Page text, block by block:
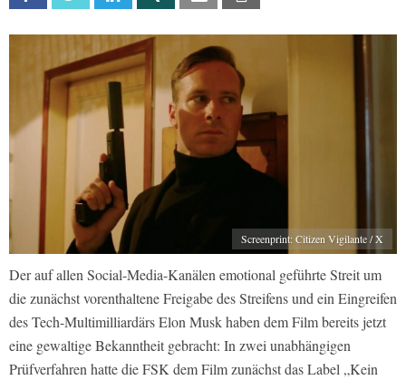
Screenprint: Citizen Vigilante / X
Der auf allen Social-Media-Kanälen emotional geführte Streit um
die zunächst vorenthaltene Freigabe des Streifens und ein Eingreifen
des Tech-Multimilliardärs Elon Musk haben dem Film bereits jetzt
eine gewaltige Bekanntheit gebracht: In zwei unabhängigen
Prüfverfahren hatte die FSK dem Film zunächst das Label „Kein